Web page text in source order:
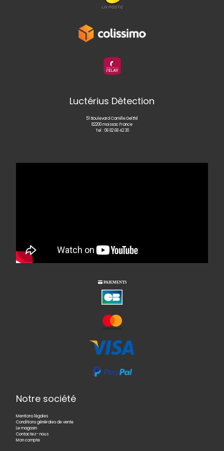
Luctérius Dètection
51 Boulevard Camille Delthil
82200 moissac France
Tel :06 82 68 42 30
 PAIEMENTS
Notre société
Mentions légales
Conditions générales de vente
Le magasin
Contactez- nous
Mon compte